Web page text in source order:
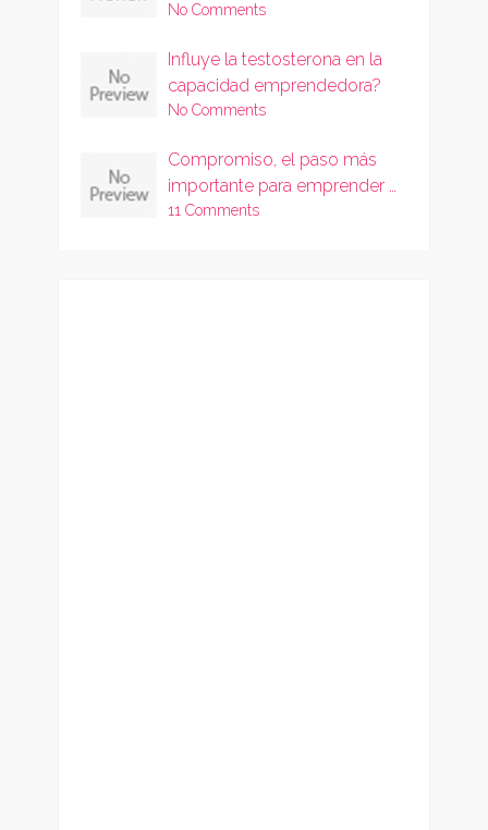
No Comments
Influye la testosterona en la
capacidad emprendedora?
No Comments
Compromiso, el paso más
importante para emprender …
11 Comments